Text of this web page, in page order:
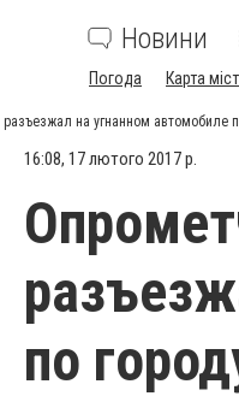
Новини
Погода Карта
на угнанном автомобиле
16:08, 17 лютого 2017 р.
по